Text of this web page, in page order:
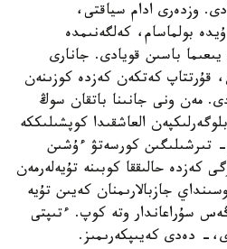
وزدەرى ادام سياقتى،
بولماسام، كەلگەنىمدە
باسىن قويادى. جانارى
قۇرتتاپ كەتكەن كەزدە كوزىنەن
مەن ونى جانىنا باتقان سوڭ
العاشقىدا كوپشىلىككە
تىرشىلىگىن كورسەتۋ ءۇشىن
كەزدە حالىققا كوبىنە تۇيەلەرمەن
جازبالارىمنان كەيىن تۇيە
سۇراعاندار وتە كوپ. ءتىپتى
دەدى كەيىپكەرىمىز.